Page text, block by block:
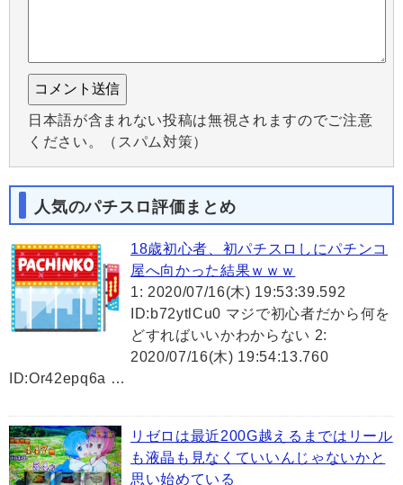
日本語が含まれない投稿は無視されますのでご注意
ください。（スパム対策）
人気のパチスロ評価まとめ
18歳初心者、初パチスロしにパチンコ
屋へ向かった結果ｗｗｗ
1: 2020/07/16(木) 19:53:39.592
ID:b72ytlCu0 マジで初心者だから何を
どすればいいかわからない 2:
2020/07/16(木) 19:54:13.760
ID:Or42epq6a …
リゼロは最近200G越えるまではリール
も液晶も見なくていいんじゃないかと
思い始めている